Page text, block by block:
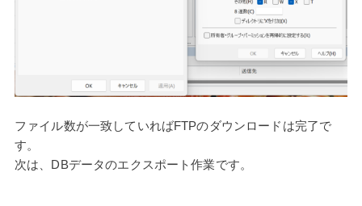
ファイル数が一致していればFTPのダウンロードは完了で
す。
次は、DBデータのエクスポート作業です。